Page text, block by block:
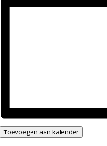
Toevoegen aan kalender